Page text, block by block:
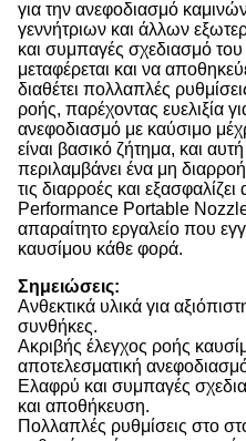
για την ανεφοδιασμό
γεννήτριων και άλλων
και συμπαγές σχεδιασμό
μεταφέρεται και να
διαθέτει πολλαπλές
ροής, παρέχοντας ευελιξία
ανεφοδιασμό με καύσιμο
είναι βασικό ζήτημα, και
περιλαμβάνει ένα μη
τις διαρροές και
Performance Portable Nozzle
απαραίτητο εργαλείο που
καυσίμου κάθε φορά.
Σημειώσεις:
Ανθεκτικά υλικά για
συνθήκες.
Ακριβής έλεγχος ροής
αποτελεσματική
Ελαφρύ και συμπαγές
και αποθήκευση.
Πολλαπλές ρυθμίσεις στο